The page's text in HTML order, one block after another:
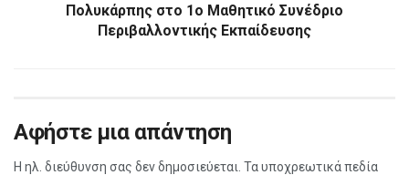
Πολυκάρπης στο 1ο Μαθητικό Συνέδριο
Περιβαλλοντικής Εκπαίδευσης
Αφήστε μια απάντηση
Η ηλ. διεύθυνση σας δεν δημοσιεύεται. Τα υποχρεωτικά πεδία